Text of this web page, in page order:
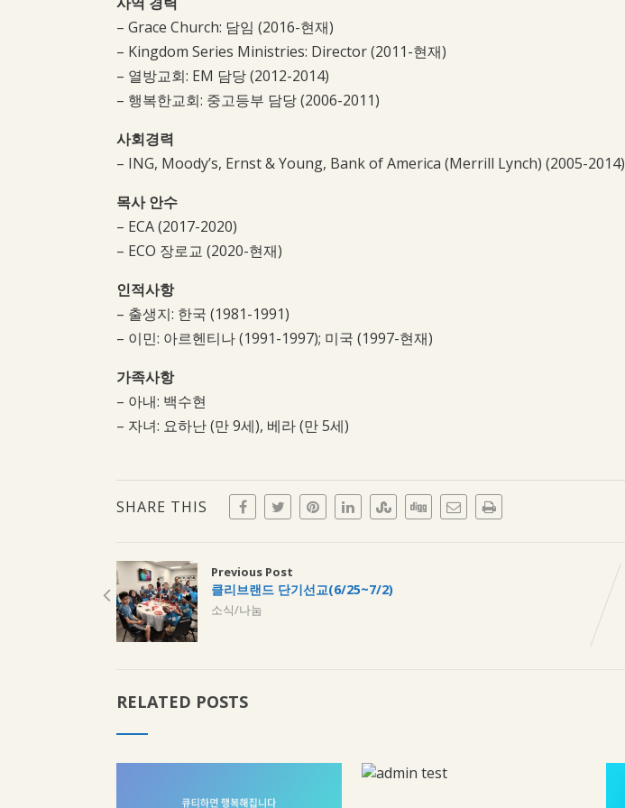
– Grace Church: 담임 (2016-현재)
– Kingdom Series Ministries: Director (2011-현재)
– 열방교회: EM 담당 (2012-2014)
– 행복한교회: 중고등부 담당 (2006-2011)
사회경력
– ING, Moody’s, Ernst & Young, Bank of America (Merrill Lynch) (2005-2014)
목사 안수
– ECA (2017-2020)
– ECO 장로교 (2020-현재)
인적사항
– 출생지: 한국 (1981-1991)
– 이민: 아르헨티나 (1991-1997); 미국 (1997-현재)
가족사항
– 아내: 백수현
– 자녀: 요하난 (만 9세), 베라 (만 5세)
SHARE THIS
Previous Post
클리브랜드 단기선교(6/25~7/2)
소식/나눔
RELATED POSTS